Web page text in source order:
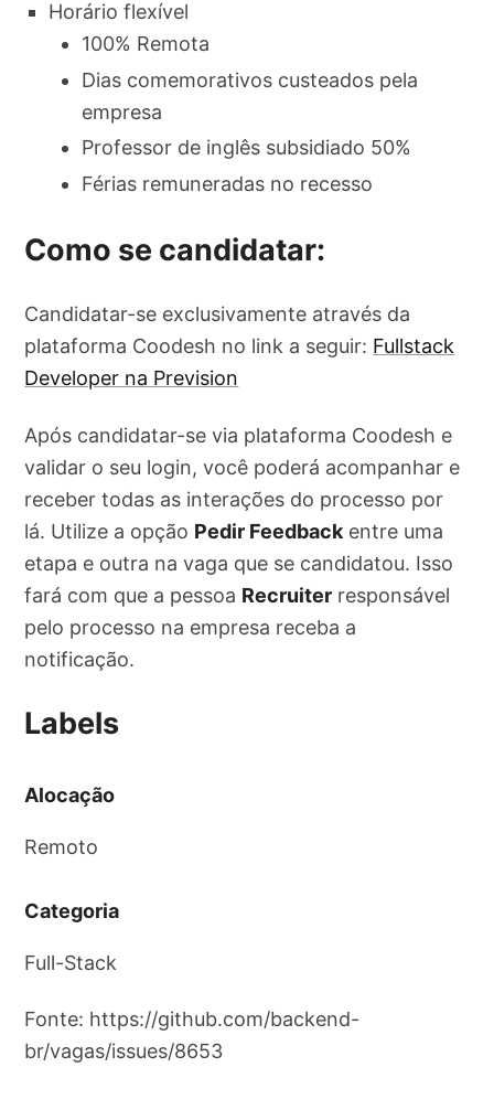
Horário flexível
100% Remota
Dias comemorativos custeados pela
empresa
Professor de inglês subsidiado 50%
Férias remuneradas no recesso
Como se candidatar:
Candidatar-se exclusivamente através da
plataforma Coodesh no link a seguir: Fullstack
Developer na Prevision
Após candidatar-se via plataforma Coodesh e
validar o seu login, você poderá acompanhar e
receber todas as interações do processo por
lá. Utilize a opção Pedir Feedback entre uma
etapa e outra na vaga que se candidatou. Isso
fará com que a pessoa Recruiter responsável
pelo processo na empresa receba a
notificação.
Labels
Alocação
Remoto
Categoria
Full-Stack
Fonte: https://github.com/backend-
br/vagas/issues/8653